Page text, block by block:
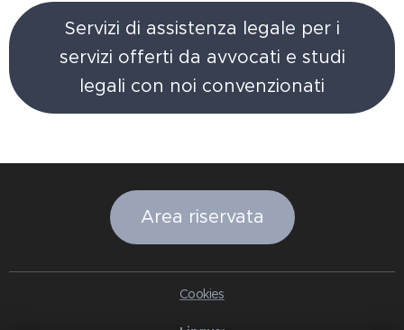
Servizi di assistenza legale per i
servizi offerti da avvocati e studi
legali con noi convenzionati
Area riservata
Cookies